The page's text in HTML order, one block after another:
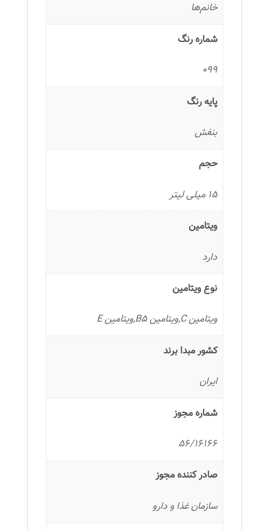
خانم‌ها
شماره رنگ
099
پایه رنگ
بنفش
حجم
15 میلی لیتر
ویتامین
دارد
نوع ویتامین
ویتامین C,ویتامین B5,ویتامین E
کشور مبدا برند
ایران
شماره مجوز
56/16166
صادر کننده مجوز
سازمان غذا و دارو